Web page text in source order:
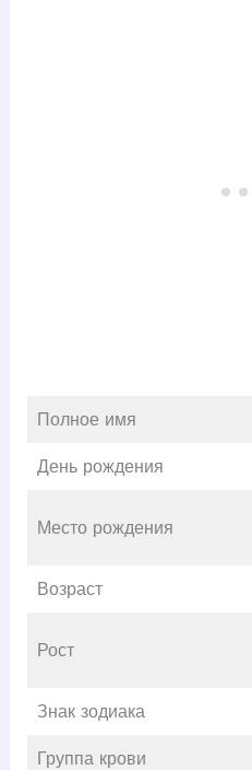
Полное имя
День рождения
Место рождения
Возраст
Рост
Знак зодиака
Группа крови